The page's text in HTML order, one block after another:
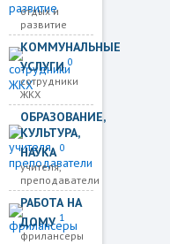
отдых и
развитие
КОММУНАЛЬНЫЕ
УСЛУГИ0
сотрудники
ЖКХ
ОБРАЗОВАНИЕ,
КУЛЬТУРА,
НАУКА0
учителя,
преподаватели
РАБОТА НА
ДОМУ1
фрилансеры